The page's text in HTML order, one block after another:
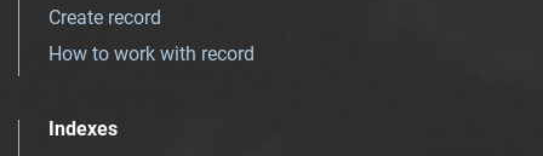
Create record
How to work with record
Indexes